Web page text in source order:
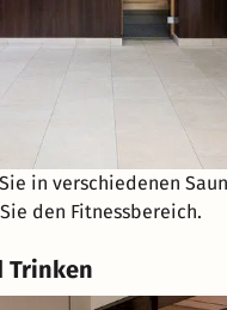
in verschiedenen
den Fitnessbereich.
Trinken